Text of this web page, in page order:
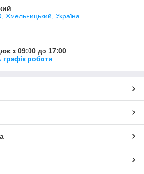
Хмельницький, Україна
з 09:00 до 17:00
графік роботи